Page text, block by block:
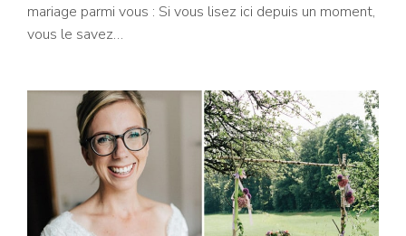
mariage parmi vous : Si vous lisez ici depuis un moment,
vous le savez…